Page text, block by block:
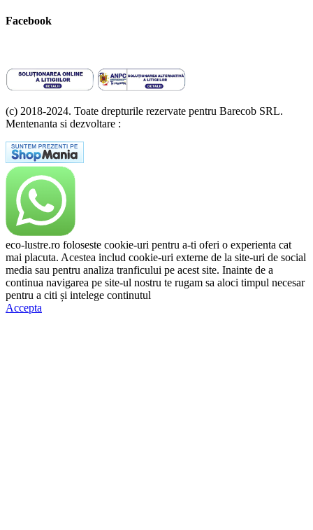
Facebook
(c) 2018-2024. Toate drepturile rezervate pentru Barecob SRL.
Mentenanta si dezvoltare :
eco-lustre.ro foloseste cookie-uri pentru a-ti oferi o experienta cat
mai placuta. Acestea includ cookie-uri externe de la site-uri de social
media sau pentru analiza tranficului pe acest site. Inainte de a
continua navigarea pe site-ul nostru te rugam sa aloci timpul necesar
pentru a citi și intelege continutul
Accepta